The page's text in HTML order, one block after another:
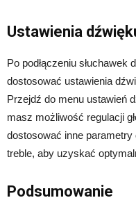
Ustawienia
Po podłączeniu
dostosować ustawienia
Przejdź do menu ustawień
masz możliwość regulacji
dostosować inne
treble, aby uzyskać
Podsumowanie